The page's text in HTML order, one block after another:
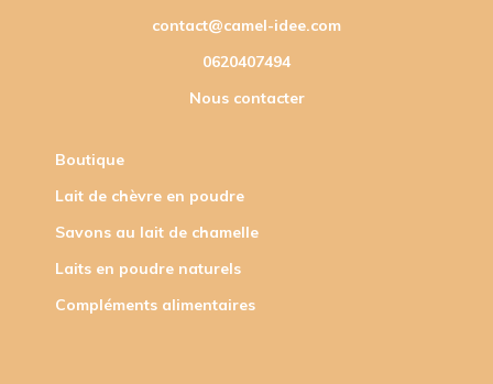
contact@camel-idee.com
0620407494
Nous contacter
Boutique
Lait de chèvre en poudre
Savons au lait de chamelle
Laits en poudre naturels
Compléments alimentaires